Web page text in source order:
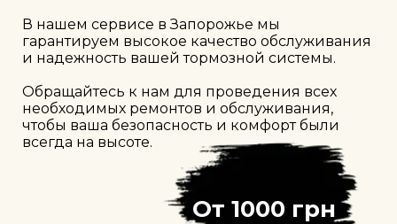
В нашем сервисе в Запорожье мы
гарантируем высокое качество обслуживания
и надежность вашей тормозной системы.
Обращайтесь к нам для проведения всех
необходимых ремонтов и обслуживания,
чтобы ваша безопасность и комфорт были
всегда на высоте.
От 1000 грн